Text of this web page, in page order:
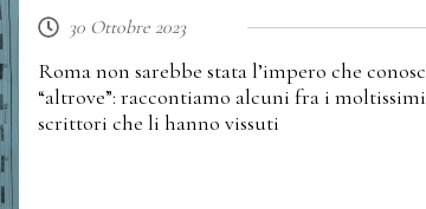
30 Ottobre 2023
Roma non sarebbe stata l’impero che
“altrove”: raccontiamo alcuni fra i
scrittori che li hanno vissuti